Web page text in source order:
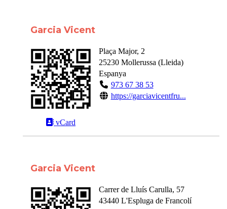
Garcia Vicent
vCard
Plaça Major, 2
25230 Mollerussa (Lleida)
Espanya
973 67 38 53
https://garciavicentfru...
Garcia Vicent
Carrer de Lluís Carulla, 57
43440 L'Espluga de Francolí